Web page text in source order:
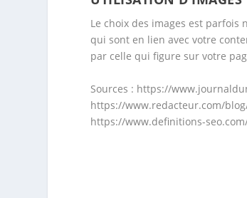
Le choix des images est
qui sont en lien avec votre
par celle qui figure sur votre
Sources : https://
https://www.redacteur.com/
https://www.definitions-